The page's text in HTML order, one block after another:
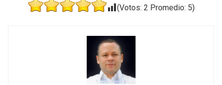
(Votos: 2 Promedio: 5)